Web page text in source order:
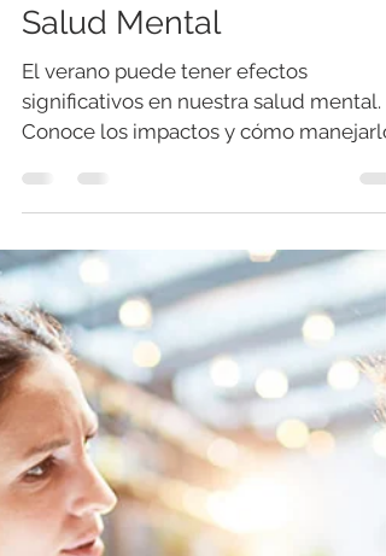
Cuídate este Verano: El
Impacto del Verano en la
Salud Mental
significativos en nuestra salud mental.
Conoce los impactos y cómo
adecuadamente.